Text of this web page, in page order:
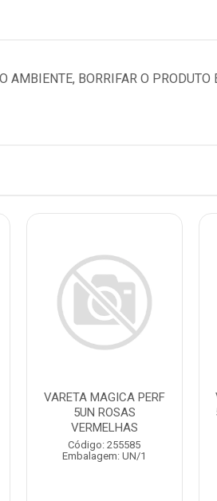
BORRIFAR O
VARETA MAGICA PERF
5UN ROSAS
VERMELHAS
Código: 255585
Embalagem: UN/1